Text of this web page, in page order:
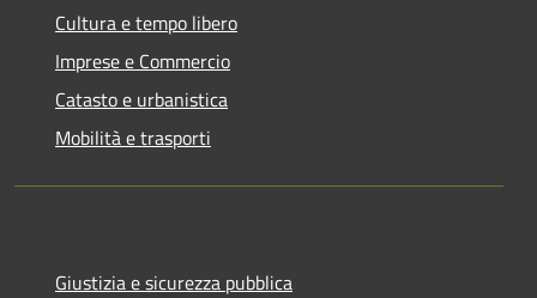
Cultura e tempo libero
Imprese e Commercio
Catasto e urbanistica
Mobilità e trasporti
Giustizia e sicurezza pubblica